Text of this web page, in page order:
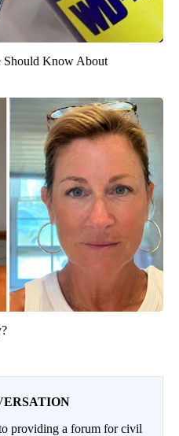
Should Know About
providing a forum for civil